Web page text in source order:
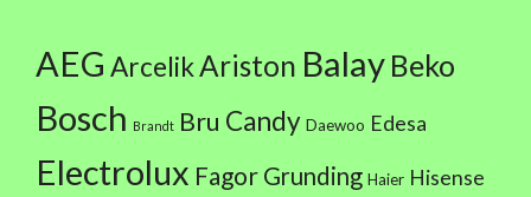
AEG ArcelikAriston Balay Beko
Bosch Brandt Bru Candy Daewoo Edesa
Electrolux Fagor Grunding Haier Hisense